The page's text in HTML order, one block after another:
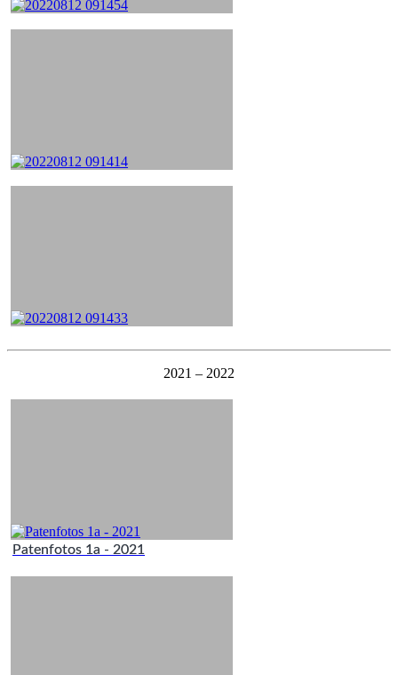
2021 – 2022
Patenfotos 1a - 2021